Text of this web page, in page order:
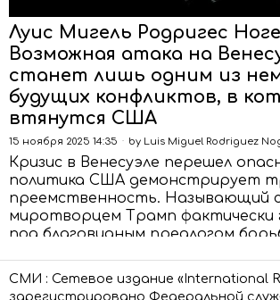
Луис Мигель Родригес
Возможная атака на
станет лишь одним из
будущих конфликтов, в
втянутся США
15 ноября 2025 14:35 by Luis Miguel Rodriguez
Кризис в Венесуэле перешел
политика США демонстрирует
преемственность. Называющий
миротворцем Трамп фактически
под благовидным предлогом
ЧИТАТЬ ДАЛЕЕ
СМИ : Сетевое издание «International
зарегистрировано Федеральной